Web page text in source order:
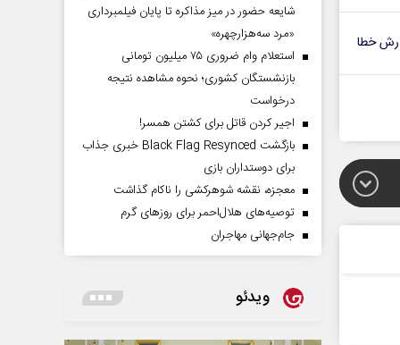
خطا
شایعه حضور در میز مذاکره تا پایان فیلمبرداری
«مرد سه‌هزارچهره»
استعلام وام ضروری ۷۵ میلیون تومانی
بازنشستگان کشوری؛ نحوه مشاهده نتیجه
درخواست
اجیر کردن قاتل برای کشتن همسر!
بازگشت Black Flag Resynced خبری جذاب
برای دوستداران بازی
معجزه، نقشه شوهرکشی را ناکام گذاشت
توصیه‌های هلال‌احمر برای روز‌های گرم
جام‌جهانی مهاجران
ویدئو